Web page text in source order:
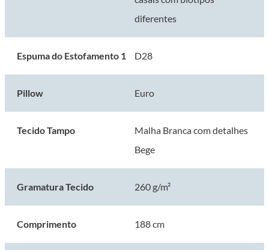
diferentes
Espuma do Estofamento 1 D28
Pillow Euro
Tecido Tampo
Malha Branca com detalhes
Bege
Gramatura Tecido 260 g/m²
Comprimento 188 cm